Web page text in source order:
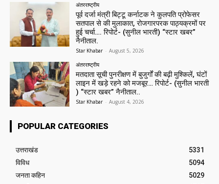
अंतरराष्ट्रीय
पूर्व दर्जा मंत्री बिट्टू कर्नाटक ने कुलपति प्रोफेसर
सतपाल से की मुलाकात, रोजगारपरक पाठ्यक्रमों पर
हुई चर्चा…. रिपोर्ट- (सुनील भारती) “स्टार खबर”
नैनीताल.
Star Khabar - August 5, 2026
अंतरराष्ट्रीय
मतदाता सूची पुनरीक्षण में बुजुर्गों की बढ़ी मुश्किलें, घंटों
लाइन में खड़े रहने को मजबूर… रिपोर्ट- (सुनील भारती
) “स्टार खबर” नैनीताल..
Star Khabar - August 4, 2026
POPULAR CATEGORIES
उत्तराखंड
5331
विविध
5094
जनता कहिन
5029